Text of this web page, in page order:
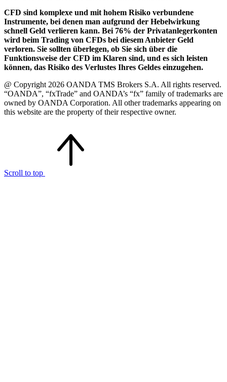
CFD sind komplexe und mit hohem Risiko verbundene
Instrumente, bei denen man aufgrund der Hebelwirkung
schnell Geld verlieren kann. Bei 76% der Privatanlegerkonten
wird beim Trading von CFDs bei diesem Anbieter Geld
verloren. Sie sollten überlegen, ob Sie sich über die
Funktionsweise der CFD im Klaren sind, und es sich leisten
können, das Risiko des Verlustes Ihres Geldes einzugehen.
@ Copyright 2026 OANDA TMS Brokers S.A. All rights reserved.
“OANDA”, “fxTrade” and OANDA’s “fx” family of trademarks are
owned by OANDA Corporation. All other trademarks appearing on
this website are the property of their respective owner.
Scroll to top